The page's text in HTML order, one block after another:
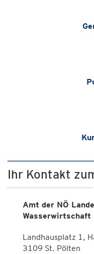
Ihr Kontakt
Amt der NÖ
Wasserwirtschaft
Landhausplatz 1,
3109 St. Pölten